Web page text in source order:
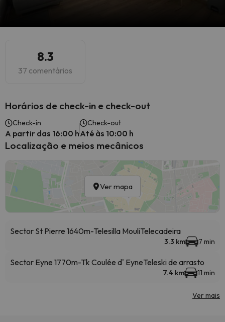
8.3
37 comentários
Horários de check-in e check-out
Check-in
A partir das 16:00 h
Check-out
Até às 10:00 h
Localização e meios mecânicos
Ver mapa
Sector St Pierre 1640m-Telesilla MouliTelecadeira
3.3 km 7 min
Sector Eyne 1770m-Tk Coulée d' EyneTeleski de arrasto
7.4 km 11 min
Ver mais